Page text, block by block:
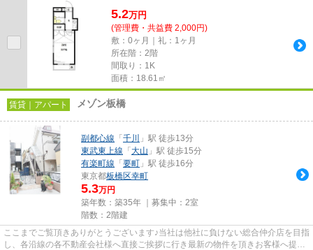
5.2万円
(管理費・共益費 2,000円)
敷：0ヶ月｜礼：1ヶ月
所在階：2階
間取り：1K
面積：18.61㎡
賃貸｜アパート メゾン板橋
副都心線 「 千川
」駅 徒歩13分
東武東上線 「 大山 」駅 徒歩15分
有楽町線 「 要町 」駅 徒歩16分
東京都板橋区幸町
5.3万円
築年数：築35年 ｜募集中： 2室
階数：2階建
ここまでご覧頂きありがとうございます♪当社は他社に負けない総合仲介店を目指
し、各沿線の各不動産会社様へ直接ご挨拶に行き最新の物件を頂きお客様へ提供